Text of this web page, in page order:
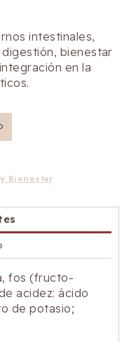
intestinales,
bienestar
en la
Bienestar
fos (fructo-
acidez: ácido
de potasio;